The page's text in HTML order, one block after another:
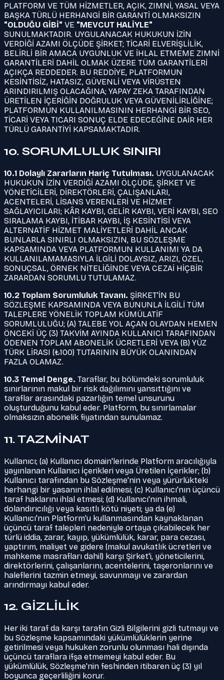
PLATFORM VE TÜM HİZMETLER, AÇIK, ZIMNİ, YASAL VEYA
BAŞKA TÜRLÜ HERHANGİ BİR GARANTİ OLMAKSIZIN
"OLDUĞU GİBİ" VE "MEVCUT HALİYLE"
SUNULMAKTADIR. UYGULANACAK HUKUKUN İZİN
VERDİĞİ AZAMI ÖLÇÜDE ŞİRKET; TİCARİ ELVERİŞLİLİK,
BELİRLİ BİR AMACA UYGUNLUK VE İHLAL ETMEME ZIMNİ
GARANTİLERİ DAHİL OLMAK ÜZERE TÜM GARANTİLERİ
AÇIKÇA REDDEDER. BU REDDİYE, PLATFORMUN
KESİNTİSİZ, HATASIZ, GÜVENLİ VEYA VİRÜSTEN
ARINDIRILMIŞ OLACAĞINA; YAPAY ZEKA TARAFINDAN
ÜRETİLEN İÇERİĞİN DOĞRULUK VEYA GÜVENİLİRLİĞİNE;
PLATFORMUN KULLANILMASININ HERHANGİ BİR SEO,
TİCARİ VEYA TICARI SONUÇ ELDE EDECEĞİNE DAİR HER
TÜRLÜ GARANTİYİ KAPSAMAKTADIR.
10. SORUMLULUK SINIRI
10.1 Dolaylı Zararların Hariç Tutulması. UYGULANACAK
HUKUKUN İZİN VERDİĞİ AZAMI ÖLÇÜDE, ŞİRKET VE
YÖNETİCİLERİ, DİREKTÖRLERİ, ÇALIŞANLARI,
ACENTELERİ, LİSANS VERENLERİ VE HİZMET
SAĞLAYICILARI; KÂR KAYBI, GELİR KAYBI, VERİ KAYBI, SEO
SIRALAMA KAYBI, İTİBAR KAYBI, İŞ KESİNTİSİ VEYA
ALTERNATİF HİZMET MALİYETLERİ DAHİL ANCAK
BUNLARLA SINIRLI OLMAKSIZIN, BU SÖZLEŞME
KAPSAMINDA VEYA PLATFORMUN KULLANIMI YA DA
KULLANILAMAMASIYLA İLGİLİ DOLAYSIZ, ARIZI, ÖZEL,
SONUÇSAL, ÖRNEK NİTELİĞİNDE VEYA CEZAİ HİÇBİR
ZARARDAN SORUMLU TUTULAMAZ.
10.2 Toplam Sorumluluk Tavanı. ŞİRKET'İN BU
SÖZLEŞME KAPSAMINDA VEYA BUNUNLA İLGİLİ TÜM
TALEPLERE YÖNELİK TOPLAM KÜMÜLATİF
SORUMLULUĞU; (A) TALEBE YOL AÇAN OLAYDAN HEMEN
ÖNCEKİ ÜÇ (3) TAKVİM AYINDA KULLANICI TARAFINDAN
ÖDENEN TOPLAM ABONELİK ÜCRETLERİ VEYA (B) YÜZ
TÜRK LİRASI (₺100) TUTARININ BÜYÜK OLANINDAN
FAZLA OLAMAZ.
10.3 Temel Denge. Taraflar, bu bölümdeki sorumluluk
sınırlarının makul bir risk dağılımını yansıttığını ve
taraflar arasındaki pazarlığın temel unsurunu
oluşturduğunu kabul eder. Platform, bu sınırlamalar
olmaksızın abonelik fiyatından sunulamaz.
11. TAZMİNAT
Kullanıcı; (a) Kullanıcı domain'lerinde Platform aracılığıyla
yayınlanan Kullanıcı İçerikleri veya Üretilen İçerikler; (b)
Kullanıcı tarafından bu Sözleşme'nin veya yürürlükteki
herhangi bir yasanın ihlal edilmesi; (c) Kullanıcı'nın üçüncü
taraf haklarını ihlal etmesi; (d) Kullanıcı'nın ihmali,
dolandırıcılığı veya kasıtlı kötü niyeti; ya da (e)
Kullanıcı'nın Platform'u kullanmasından kaynaklanan
üçüncü taraf talepleri nedeniyle ortaya çıkabilecek her
türlü iddia, zarar, kayıp, yükümlülük, karar, para cezası,
yaptırım, maliyet ve gidere (makul avukatlık ücretleri ve
mahkeme masrafları dahil) karşı Şirket'i, yöneticilerini,
direktörlerini, çalışanlarını, acentelerini, taşeronlarını ve
haleflerini tazmin etmeyi, savunmayı ve zarardan
arındırmayı kabul eder.
12. GİZLİLİK
Her iki taraf da karşı tarafın Gizli Bilgilerini gizli tutmayı ve
bu Sözleşme kapsamındaki yükümlülüklerin yerine
getirilmesi veya hukuken zorunlu olunması hali dışında
üçüncü taraflara ifşa etmemeyi kabul eder. Bu
yükümlülük, Sözleşme'nin feshinden itibaren üç (3) yıl
boyunca geçerliliğini korur.